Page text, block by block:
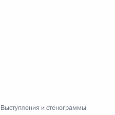
Выступления и стенограммы